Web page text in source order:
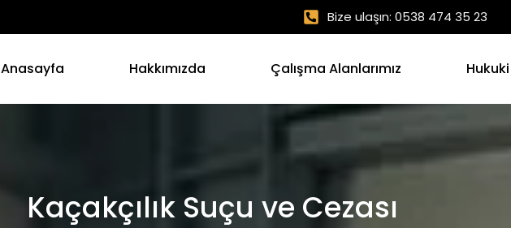
Bize ulaşın: 0538 474 35 23
Anasayfa Hakkımızda Çalışma Alanlarımız
Kaçakçılık Suçu ve Cezası